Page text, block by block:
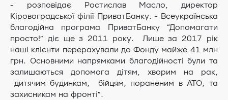
- розповідає Ростислав Масло, директор
Кіровоградської філії ПриватБанку. - Всеукраїнська
благодійна програма ПриватБанку “Допомагати
просто!” діє ще з 2011 року. Лише за 2017 рік
наші клієнти перерахували до Фонду майже 41 млн
грн. Основними напрямками благодійності були та
залишаються допомога дітям, хворим на рак,
дитячим будинкам, бійцям, пораненим в АТО, та
захисникам на фронті”.